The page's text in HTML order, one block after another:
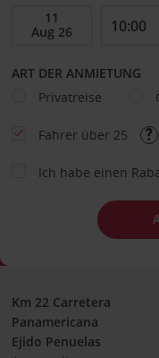
ART DER ANMIETUNG
Privatreise
Fahrer über 25
Ich habe einen
Km 22 Carretera
Panamericana
Ejido Penuelas